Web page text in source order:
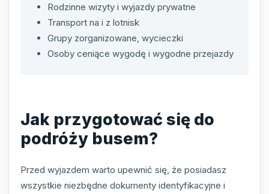
Rodzinne wizyty i wyjazdy prywatne
Transport na i z lotnisk
Grupy zorganizowane, wycieczki
Osoby ceniące wygodę i wygodne przejazdy
Jak przygotować się do
podróży busem?
Przed wyjazdem warto upewnić się, że posiadasz
wszystkie niezbędne dokumenty identyfikacyjne i